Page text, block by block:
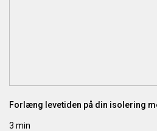
Forlæng levetiden på din isolering
3 min